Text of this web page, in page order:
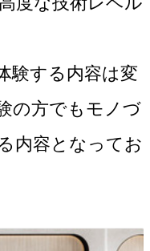
験する内容は変
の方でもモノづ
内容となってお